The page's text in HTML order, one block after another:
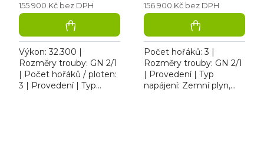
155 900 Kč bez DPH
Výkon: 32.300 |
Rozměry trouby: GN 2/1
| Počet hořáků / ploten:
3 | Provedení | Typ
156 900 Kč bez DPH
Počet hořáků: 3 |
Rozměry trouby: GN 2/1
| Provedení | Typ
napájení: Zemní plyn,